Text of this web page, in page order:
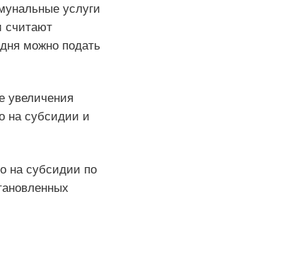
услуги
считают
можно подать
увеличения
на субсидии и
на субсидии по